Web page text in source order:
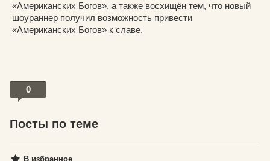
«Американских Богов», а также восхищён тем, что новый
шоураннер получил возможность привести
«Американских Богов» к славе.
0
Посты по теме
В избранное